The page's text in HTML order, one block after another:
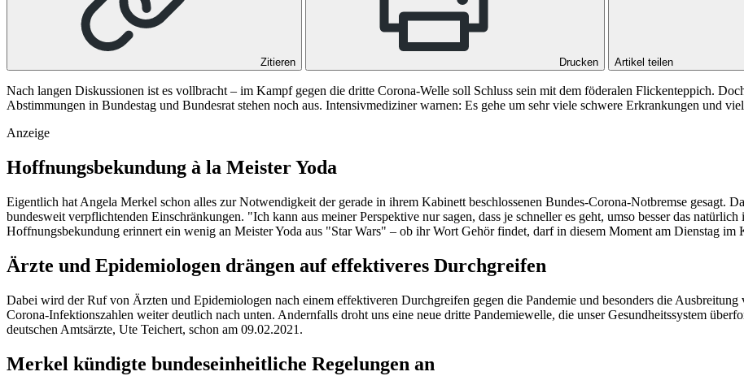
Zitieren Drucken Artikel teilen
Nach langen Diskussionen ist es vollbracht – im Kampf gegen die dritte Corona-Welle soll Schluss sein mit dem föderalen Flickenteppich.
Abstimmungen in Bundestag und Bundesrat stehen noch aus. Intensivmediziner warnen: Es gehe um sehr viele schwere Erkrankungen und
Anzeige
Hoffnungsbekundung à la Meister Yoda
Eigentlich hat Angela Merkel schon alles zur Notwendigkeit der gerade in ihrem Kabinett beschlossenen Bundes-Corona-Notbremse gesagt.
bundesweit verpflichtenden Einschränkungen. "Ich kann aus meiner Perspektive nur sagen, dass je schneller es geht, umso besser das
Hoffnungsbekundung erinnert ein wenig an Meister Yoda aus "Star Wars" – ob ihr Wort Gehör findet, darf in diesem Moment am Dienstag im
Ärzte und Epidemiologen drängen auf effektiveres Durchgreifen
Dabei wird der Ruf von Ärzten und Epidemiologen nach einem effektiveren Durchgreifen gegen die Pandemie und besonders die
Corona-Infektionszahlen weiter deutlich nach unten. Andernfalls droht uns eine neue dritte Pandemiewelle, die unser Gesundheitssystem
deutschen Amtsärzte, Ute Teichert, schon am 09.02.2021.
Merkel kündigte bundeseinheitliche Regelungen an